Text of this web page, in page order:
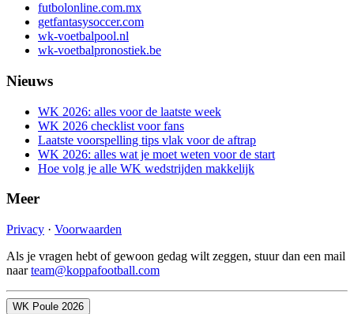
futbolonline.com.mx
getfantasysoccer.com
wk-voetbalpool.nl
wk-voetbalpronostiek.be
Nieuws
WK 2026: alles voor de laatste week
WK 2026 checklist voor fans
Laatste voorspelling tips vlak voor de aftrap
WK 2026: alles wat je moet weten voor de start
Hoe volg je alle WK wedstrijden makkelijk
Meer
Privacy · Voorwaarden
Als je vragen hebt of gewoon gedag wilt zeggen, stuur dan een mail
naarteam@koppafootball.com
WK Poule 2026